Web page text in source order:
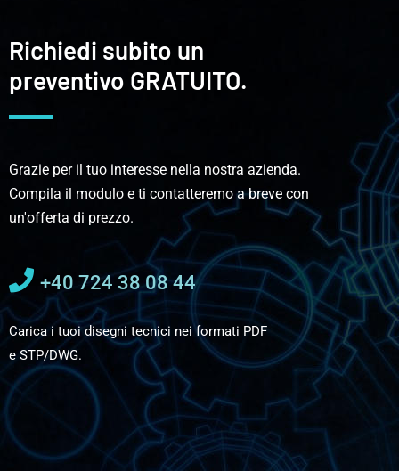
Richiedi subito un
preventivo GRATUITO.
Grazie per il tuo interesse nella nostra azienda.
Compila il modulo e ti contatteremo a breve con
un'offerta di prezzo.
+40 724 38 08 44
Carica i tuoi disegni tecnici nei formati PDF
e STP/DWG.